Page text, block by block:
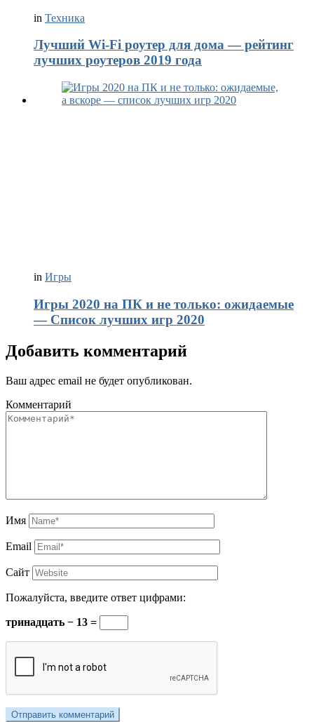
in Техника
Лучший Wi-Fi роутер для дома — рейтинг
лучших роутеров 2019 года
in Игры
Игры 2020 на ПК и не только: ожидаемые
— Список лучших игр 2020
Добавить комментарий
Ваш адрес email не будет опубликован.
Комментарий
Имя
Email
Сайт
Пожалуйста, введите ответ цифрами:
тринадцать − 13 =